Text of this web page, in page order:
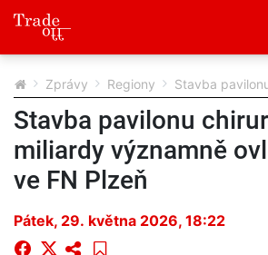
Zprávy Regiony Stavba
Stavba pavilonu
miliardy významně
ve FN Plzeň
Pátek, 29. května 2026, 18:22